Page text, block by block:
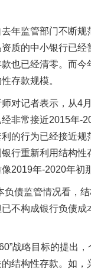
年监管部门不断规
质的中小银行已经
也已经清零。而今
存款规模。
对记者表示，从4
非常接近2015年-
的行为已经接近规
行重新利用结构性
2019年-2020年初
负债监管情况看，
不构成银行负债成
战略目标的提出
结构性存款。如，